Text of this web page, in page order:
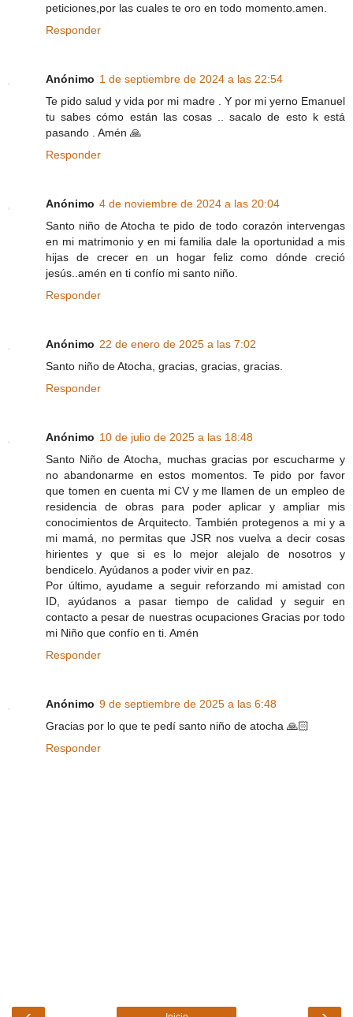
peticiones,por las cuales te oro en todo momento.amen.
Responder
Anónimo 1 de septiembre de 2024 a las 22:54
Te pido salud y vida por mi madre . Y por mi yerno Emanuel
tu sabes cómo están las cosas .. sacalo de esto k está
pasando . Amén 🙏
Responder
Anónimo 4 de noviembre de 2024 a las 20:04
Santo niño de Atocha te pido de todo corazón intervengas
en mi matrimonio y en mi familia dale la oportunidad a mis
hijas de crecer en un hogar feliz como dónde creció
jesús..amén en ti confío mi santo niño.
Responder
Anónimo 22 de enero de 2025 a las 7:02
Santo niño de Atocha, gracias, gracias, gracias.
Responder
Anónimo 10 de julio de 2025 a las 18:48
Santo Niño de Atocha, muchas gracias por escucharme y
no abandonarme en estos momentos. Te pido por favor
que tomen en cuenta mi CV y me llamen de un empleo de
residencia de obras para poder aplicar y ampliar mis
conocimientos de Arquitecto. También protegenos a mi y a
mi mamá, no permitas que JSR nos vuelva a decir cosas
hirientes y que si es lo mejor alejalo de nosotros y
bendicelo. Ayúdanos a poder vivir en paz.
Por último, ayudame a seguir reforzando mi amistad con
ID, ayúdanos a pasar tiempo de calidad y seguir en
contacto a pesar de nuestras ocupaciones Gracias por todo
mi Niño que confío en ti. Amén
Responder
Anónimo 9 de septiembre de 2025 a las 6:48
Gracias por lo que te pedí santo niño de atocha 🙏🏻
Responder